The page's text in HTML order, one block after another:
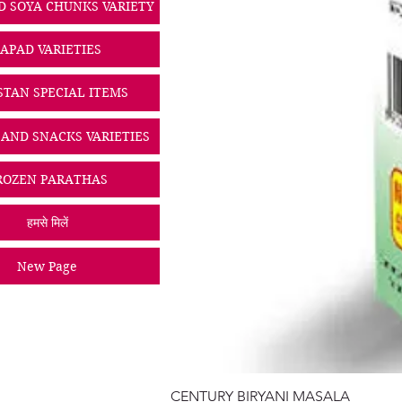
SOYA CHUNKS VARIETY
VARIETIES
SPECIAL ITEMS
SNACKS VARIETIES
PARATHAS
हमसे मिलें
New Page
CENTURY BIRYANI MASALA